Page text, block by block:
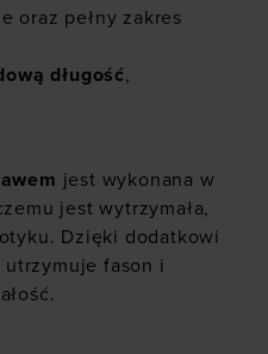
oraz pełny zakres
długość,
jest wykonana w
jest wytrzymała,
Dzięki dodatkowi
utrzymuje fason i